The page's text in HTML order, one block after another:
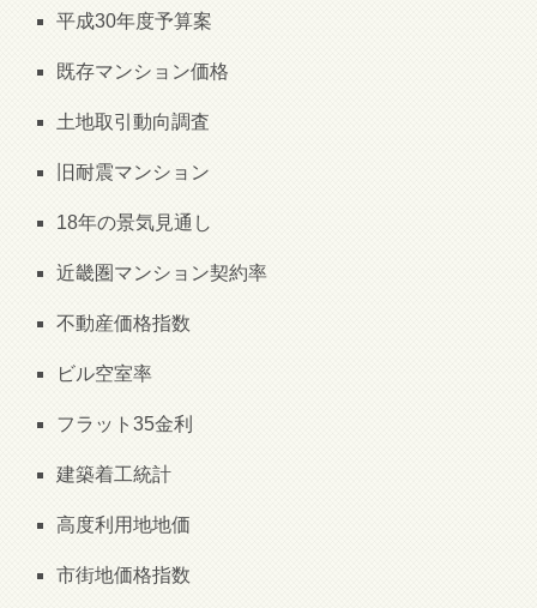
平成30年度予算案
既存マンション価格
土地取引動向調査
旧耐震マンション
18年の景気見通し
近畿圏マンション契約率
不動産価格指数
ビル空室率
フラット35金利
建築着工統計
高度利用地地価
市街地価格指数